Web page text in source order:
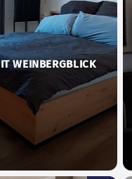
WEINBERGBLICK